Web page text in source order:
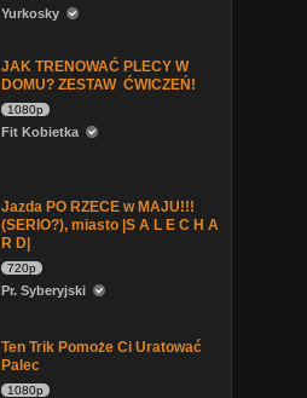
Yurkosky
JAK TRENOWAĆ PLECY W
DOMU? ZESTAW ĆWICZEŃ!
1080p
Fit Kobietka
Jazda PO RZECE w MAJU!!!
(SERIO?), miasto |S A L E C H A
R D|
720p
Pr. Syberyjski
Ten Trik Pomoże Ci Uratować
Palec
1080p